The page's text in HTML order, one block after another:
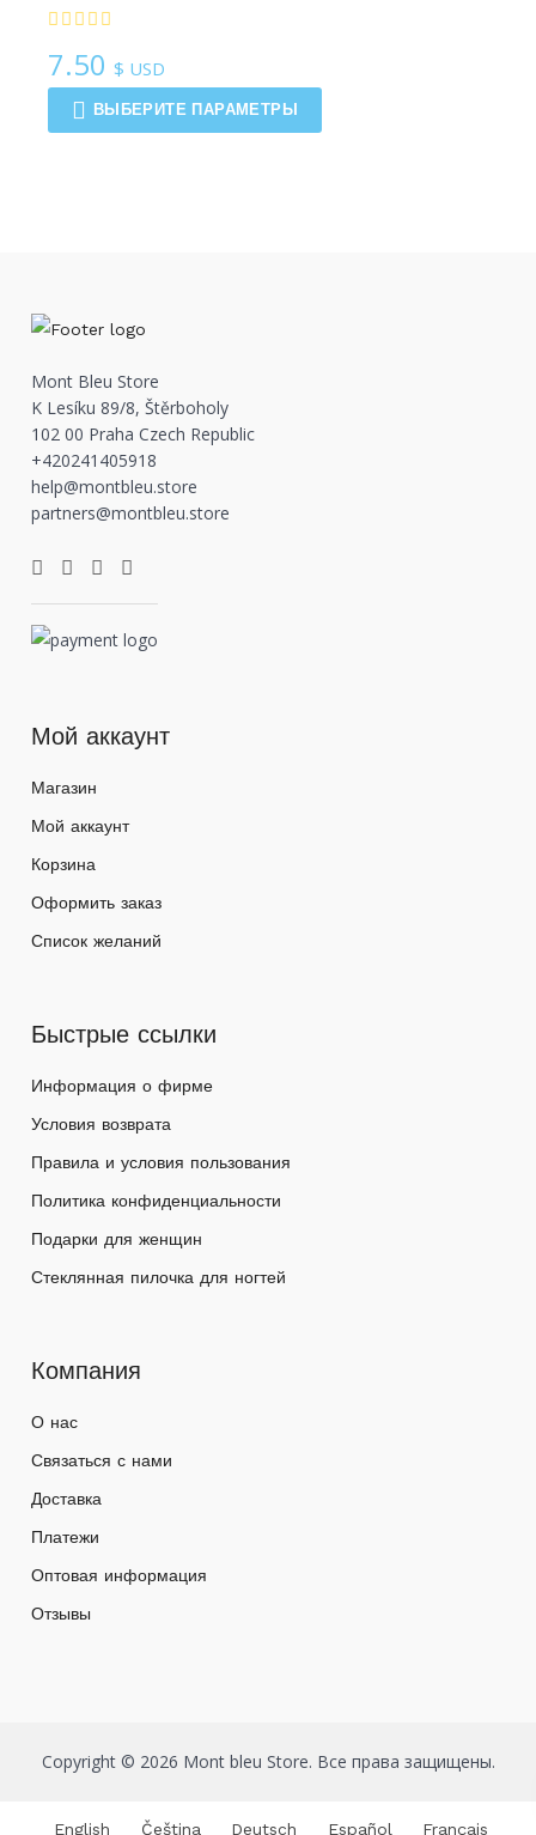
7.50$ USD
ВЫБЕРИТЕ ПАРАМЕТРЫ
Mont Bleu Store
K Lesíku 89/8, Štěrboholy
102 00 Praha Czech Republic
+420241405918
help@montbleu.store
partners@montbleu.store
Мой аккаунт
Магазин
Мой аккаунт
Корзина
Оформить заказ
Список желаний
Быстрые ссылки
Информация о фирме
Условия возврата
Правила и условия пользования
Политика конфиденциальности
Подарки для женщин
Стеклянная пилочка для ногтей
Компания
О нас
Связаться с нами
Доставка
Платежи
Оптовая информация
Отзывы
Copyright © 2026 Mont bleu Store. Все права защищены.
English Čeština Deutsch Español Français